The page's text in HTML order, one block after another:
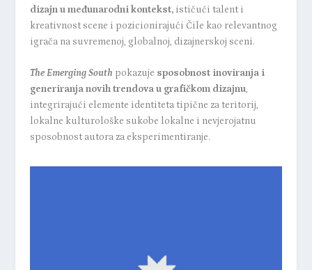
dizajn u međunarodni kontekst,ističući talent i
kreativnost scene i pozicionirajući Čile kao relevantnog
igrača na suvremenoj, globalnoj, dizajnerskoj sceni.
The Emerging South pokazuje sposobnost inoviranja i
generiranja novih trendova u grafičkom dizajnu,
integrirajući elemente identiteta tipične za teritorij,
lokalne kulturološke sukobe lokalne i nevjerojatnu
sposobnost autora za eksperimentiranje.